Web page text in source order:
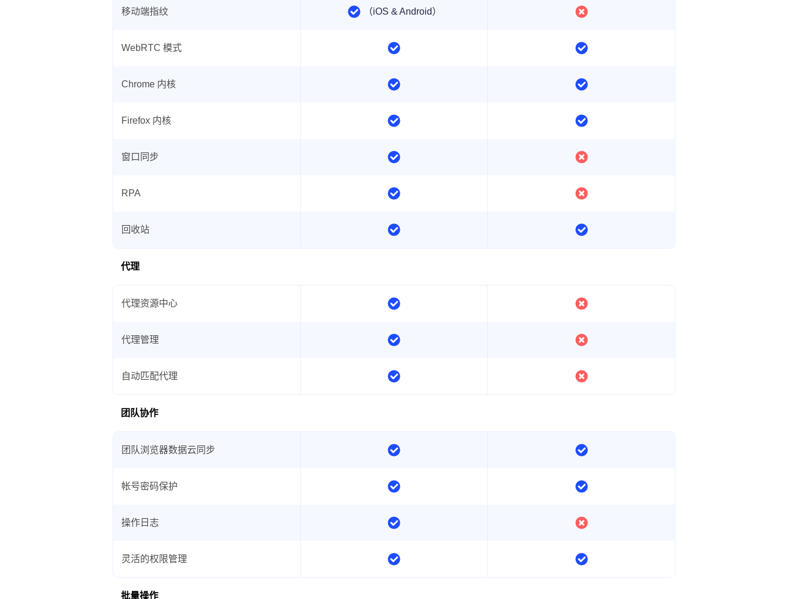
移动端指纹 （iOS & Android）
WebRTC 模式
Chrome 内核
Firefox 内核
窗口同步
RPA
回收站
代理
代理资源中心
代理管理
自动匹配代理
团队协作
团队浏览器数据云同步
帐号密码保护
操作日志
灵活的权限管理
批量操作